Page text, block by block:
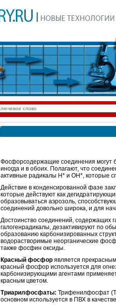
Фосфорсодержащие соединения могут
иногда и в обоих. Полагают, что
активные радикалы Н* и ОН*, которые
Действие в конденсированной фазе
которые действуют как
образовываться аэрозоль,
соединений довольно широка, и для
Достоинство соединений, содержащих
галогенрадикалы, дезактивируют по
образованию карбонизированных
водорастворимые неорганические
также фосфин оксиды.
Красный фосфор является
красный фосфор используется для
карбонизирующими агентами
красным цветом.
Триарилфосфаты: Трифенилфосфат
основном используется в ПВХ в